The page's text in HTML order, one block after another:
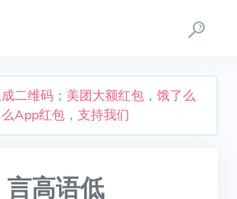
二维码 ； 美团大额红包 ， 饿了么
App红包 ， 支持我们
言高语低